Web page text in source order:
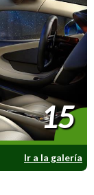
Ir a la galería
15